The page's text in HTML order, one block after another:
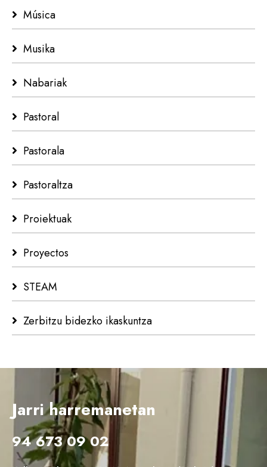
Música
Musika
Nabariak
Pastoral
Pastorala
Pastoraltza
Proiektuak
Proyectos
STEAM
Zerbitzu bidezko ikaskuntza
Jarri harremanetan
94 673 09 02